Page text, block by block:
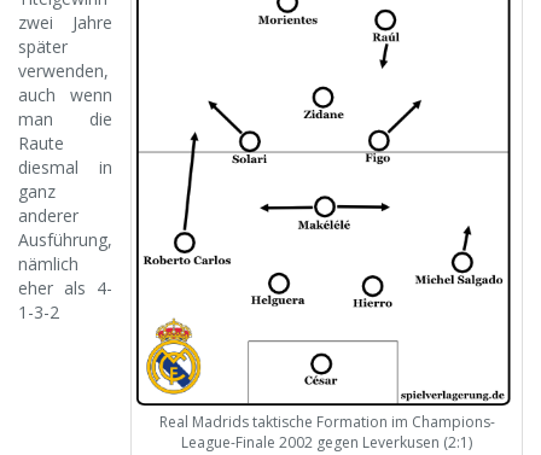
Real Madrids taktische Formation im Champions-
League-Finale 2002 gegen Leverkusen (2:1)
zwei Jahre
später
verwenden,
auch wenn
man die
Raute
diesmal in
ganz
anderer
Ausführung,
nämlich
eher als 4-
1-3-2